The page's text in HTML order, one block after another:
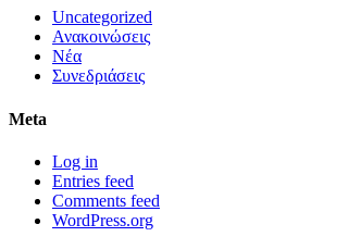
Uncategorized
Ανακοινώσεις
Νέα
Συνεδριάσεις
Meta
Log in
Entries feed
Comments feed
WordPress.org